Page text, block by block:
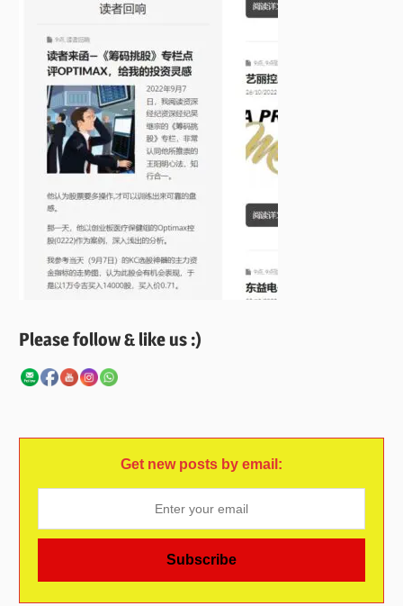
Please follow & like us :)
Get new posts by email: